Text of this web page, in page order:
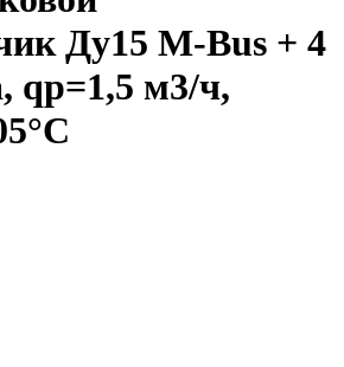
Ду15 M-Bus + 4
qp=1,5 м3/ч,